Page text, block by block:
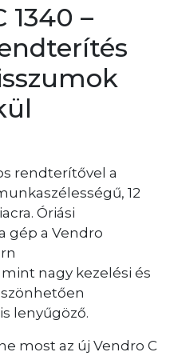
1340 –
rendterítővel a
12
Óriási
gép a Vendro
nagy kezelési és
lenyűgöző.
most az új Vendro C